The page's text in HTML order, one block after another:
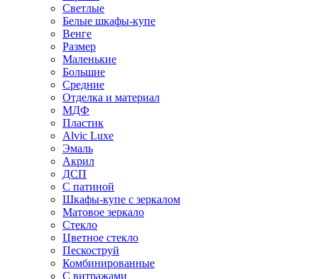
Светлые
Белые шкафы-купе
Венге
Размер
Маленькие
Большие
Средние
Отделка и материал
МДФ
Пластик
Alvic Luxe
Эмаль
Акрил
ДСП
С патиной
Шкафы-купе с зеркалом
Матовое зеркало
Стекло
Цветное стекло
Пескоструй
Комбинированные
С витражами